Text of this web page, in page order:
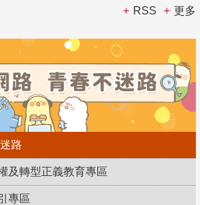
RSS 更多
路
及轉型正義教育專區
專區